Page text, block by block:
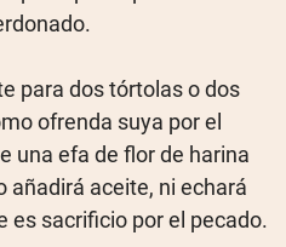
para dos tórtolas o dos
ofrenda suya por el
una efa de flor de harina
añadirá aceite, ni echará
es sacrificio por el pecado.